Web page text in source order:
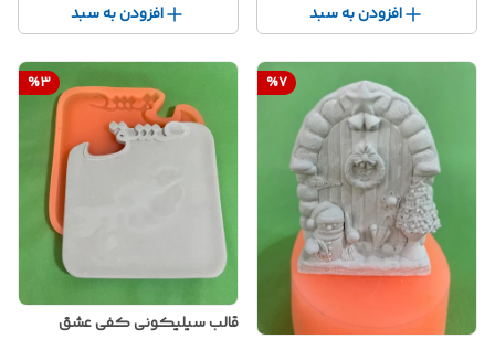
افزودن به سبد افزودن به سبد
%7
%3
قالب سیلیکونی کفی عشق